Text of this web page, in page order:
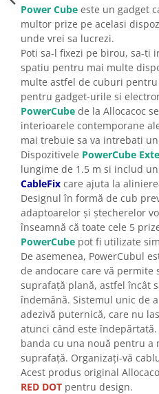
Power Cube este un gadget
multor prize pe acelasi
unde vrei sa lucrezi.
Poti sa-l fixezi pe birou, sa-ti
spatiu pentru mai multe
multe astfel de cuburi
pentru gadget-urile si
PowerCube de la Allocacoc
interioarele contemporane
mai trebuie sa va intrebati
Dispozitivele PowerCube
lungime de 1.5 m si includ
CableFix care ajuta la
Designul în formă de cub
adaptoarelor și ștecherelor
înseamnă că toate cele 5
PowerCube pot fi utilizate
De asemenea, PowerCubul
de andocare care vă permite
suprafață plană, astfel încât
îndemână. Sistemul unic de
adezivă puternică, care nu
atunci când este
banda cu una nouă pentru a
suprafață. Organizați-vă
Acest produs original
RED DOT pentru design.